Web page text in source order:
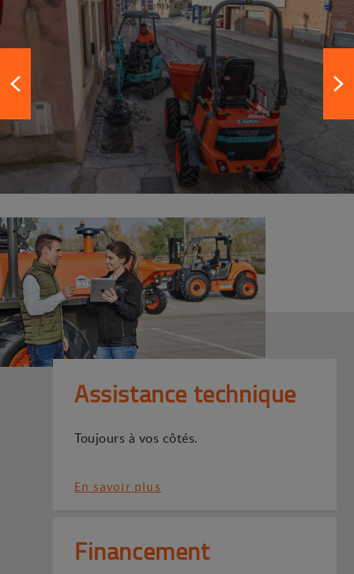
Assistance technique
Toujours à vos côtés.
En savoir plus
Financement